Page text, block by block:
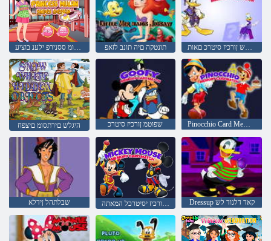
ןאלומ ססנירפ ילענ בוציע תונטקה םיה תונב לזאפ קאד דלנוד לש ןורכיז סיטרכ םאות
היגלש םירתסומ םיצפח שפוטמ ןורכיז סיטרכ Pinocchio Card Memory Match
שבלתהל ןידלא סואמ יקימ לש ןורכיז יסיטרכל המאתה Dressup קאד דלנוד לש